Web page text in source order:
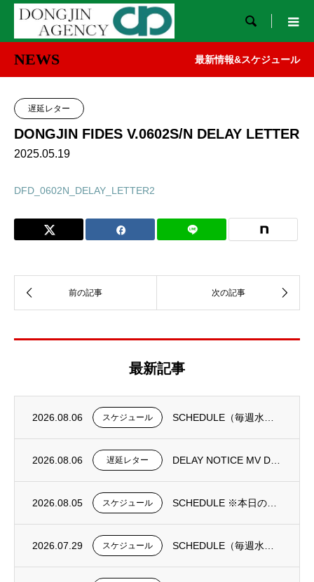

NEWS 最新情報&スケジュール
遅延レター
DONGJIN FIDES V.0602S/N DELAY LETTER
2025.05.19
DFD_0602N_DELAY_LETTER2
最新記事
2026.08.06 スケジュール
2026.08.06 遅延レター
2026.08.05 スケジュール
2026.07.29 スケジュール